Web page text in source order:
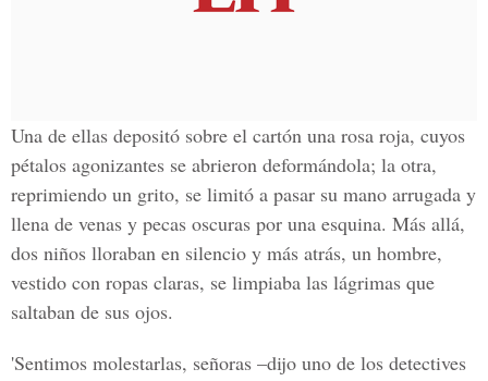
Una de ellas depositó sobre el cartón una rosa roja, cuyos
pétalos agonizantes se abrieron deformándola; la otra,
reprimiendo un grito, se limitó a pasar su mano arrugada y
llena de venas y pecas oscuras por una esquina. Más allá,
dos niños lloraban en silencio y más atrás, un hombre,
vestido con ropas claras, se limpiaba las lágrimas que
saltaban de sus ojos.
'Sentimos molestarlas, señoras –dijo uno de los detectives